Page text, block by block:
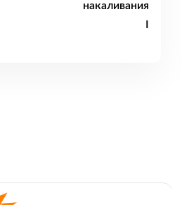
накаливания
I